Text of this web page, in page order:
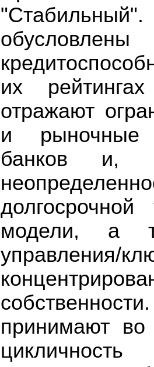
их
отражают
и рыночные
банков и,
модели, а
принимают во
цикличность